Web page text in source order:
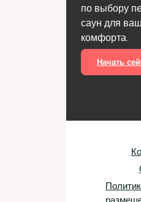
по выбору
саун для
комфорта.
Начать